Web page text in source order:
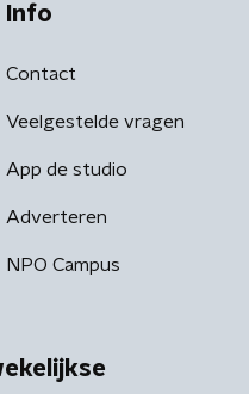
Info
Contact
Veelgestelde vragen
App de studio
Adverteren
NPO Campus